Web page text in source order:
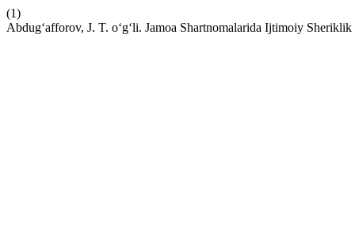
(1)
Abdug‘afforov, J. T. o‘g‘li. Jamoa Shartnomalarida Ijtimoiy